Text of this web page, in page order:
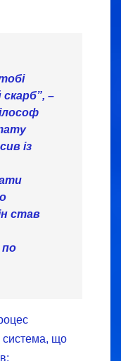
–
із
став
по
система, що